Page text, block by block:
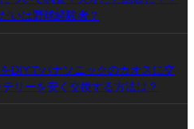
いは野球経験者？
DIYでパナソニックのカオスに交
リーを安く交換する方法は？